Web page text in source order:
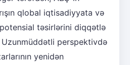
qlobal iqtisadiyyata və
təsirlərini diqqətlə
perspektivdə
yenidən